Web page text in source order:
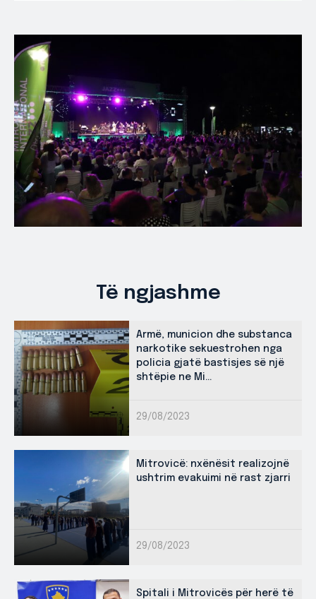
Të ngjashme
Armë, municion dhe substanca
narkotike sekuestrohen nga
policia gjatë bastisjes së një
shtëpie ne Mi...
29/08/2023
Mitrovicë: nxënësit realizojnë
ushtrim evakuimi në rast zjarri
29/08/2023
Spitali i Mitrovicës për herë të